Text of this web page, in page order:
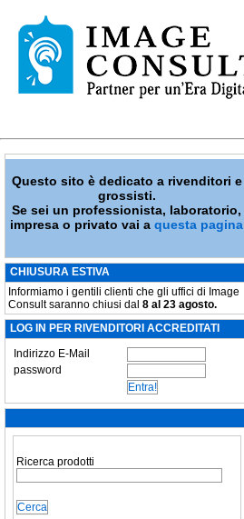
Questo sito è dedicato a rivenditori e
grossisti.
Se sei un professionista, laboratorio,
impresa o privato vai aquesta pagina
CHIUSURA ESTIVA
Informiamo i gentili clienti che gli uffici di Image
Consult saranno chiusi dal 8 al 23 agosto.
LOG IN PER RIVENDITORI ACCREDITATI
Indirizzo E-Mail
password
Ricerca prodotti